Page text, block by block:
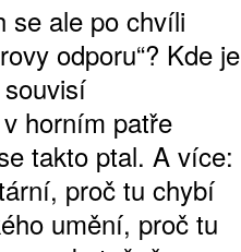
se ale po chvíli
odporu“? Kde je
horním patře
takto ptal. A více:
proč tu chybí
umění, proč tu